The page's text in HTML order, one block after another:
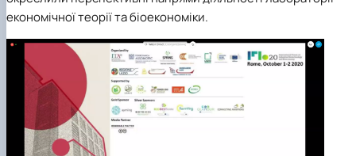
економічної теорії та біоекономіки.